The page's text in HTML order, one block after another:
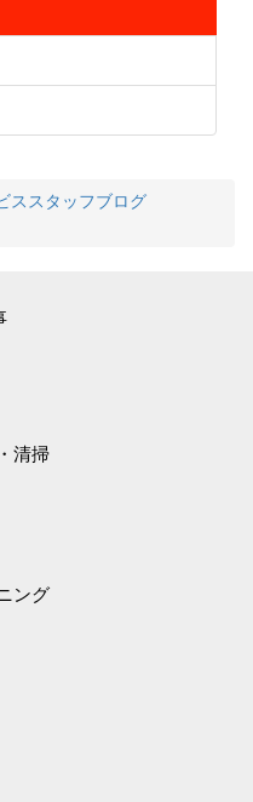
ススタッフブログ
清掃
ング